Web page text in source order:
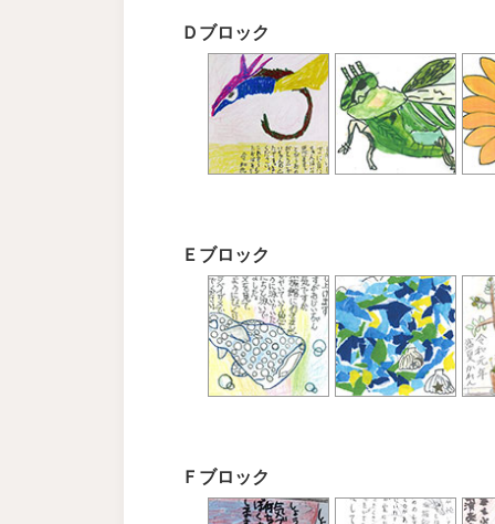
Ｄブロック
Ｅブロック
Ｆブロック